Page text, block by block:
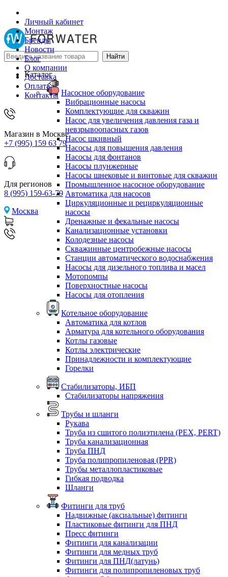
Личный кабинет
Монтаж
Бренды
Новости
Блог
О компании
Доставка
Оплата
Контакты
Магазин в Москве
+7 (995) 159 63 79
Для регионов
8 (995) 159-63-79
Москва
Каталог
Насосное оборудование
Вибрационные насосы
Комплектующие для скважин
Насос для увеличения давления газа и
невзрывоопасных газов
Насос шкивный
Насосы для повышения давления
Насосы для фонтанов
Насосы плунжерные
Насосы шнековые и винтовые для скважин
Промышленное насосное оборудование
Автоматика для насосов
Циркуляционные и рециркуляционные
насосы
Дренажные и фекальные насосы
Канализационные установки
Колодезные насосы
Скважинные центробежные насосы
Станции автоматического водоснабжения
Насосы для дизельного топлива и масел
Мотопомпы
Поверхностные насосы
Насосы для отопления
Котельное оборудование
Автоматика для котлов
Арматура для котельного оборудования
Котлы газовые
Котлы электрические
Принадлежности и комплектующие
Горелки
Стабилизаторы, ИБП
Стабилизаторы напряжения
Трубы и шланги
Рукава
Труба из сшитого полиэтилена (PEX, PERT)
Труба канализационная
Труба ПНД
Труба полипропиленовая (PPR)
Трубы металлопластиковые
Гибкая подводка
Шланги
Фитинги для труб
Надвижные (аксиальные) фитинги
Пластиковые фитинги для ПНД
Пресс фитинги
Фитинги для канализации
Фитинги для медных труб
Фитинги для ПНД(латунь)
Фитинги для полипропиленовых труб